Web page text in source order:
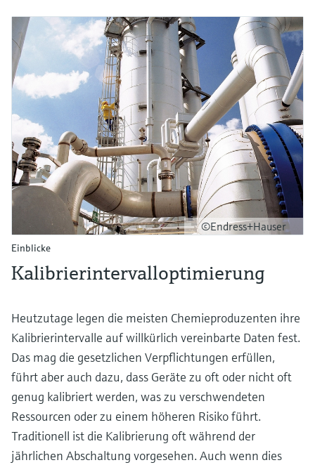
©Endress+Hauser
Einblicke
Kalibrierintervalloptimierung
Heutzutage legen die meisten Chemieproduzenten ihre
Kalibrierintervalle auf willkürlich vereinbarte Daten fest.
Das mag die gesetzlichen Verpflichtungen erfüllen,
führt aber auch dazu, dass Geräte zu oft oder nicht oft
genug kalibriert werden, was zu verschwendeten
Ressourcen oder zu einem höheren Risiko führt.
Traditionell ist die Kalibrierung oft während der
jährlichen Abschaltung vorgesehen. Auch wenn dies